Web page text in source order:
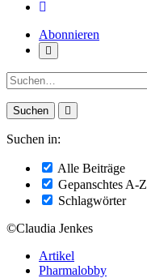
Abonnieren
Suche:
Suchen in:
Alle Beiträge
Gepanschtes A-Z
Schlagwörter
©Claudia Jenkes
Artikel
Pharmalobby